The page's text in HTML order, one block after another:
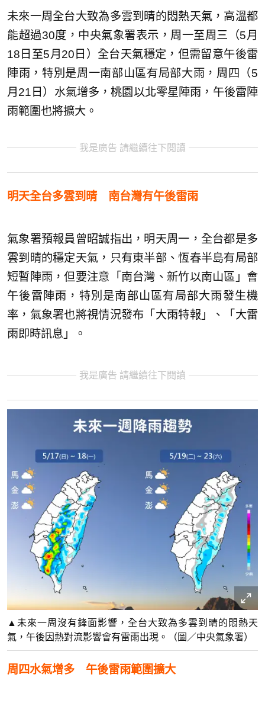
未來一周全台大致為多雲到晴的悶熱天氣，高溫都
能超過30度，中央氣象署表示，周一至周三（5月
18日至5月20日）全台天氣穩定，但需留意午後雷
陣雨，特別是周一南部山區有局部大雨，周四（5
月21日）水氣增多，桃園以北零星陣雨，午後雷陣
雨範圍也將擴大。
我是廣告 請繼續往下閱讀
明天全台多雲到晴 南台灣有午後雷雨
氣象署預報員曾昭誠指出，明天周一，全台都是多
雲到晴的穩定天氣，只有東半部、恆春半島有局部
短暫陣雨，但要注意「南台灣、新竹以南山區」會
午後雷陣雨，特別是南部山區有局部大雨發生機
率，氣象署也將視情況發布「大雨特報」、「大雷
雨即時訊息」。
我是廣告 請繼續往下閱讀
▲未來一周沒有鋒面影響，全台大致為多雲到晴的悶熱天
氣，午後因熱對流影響會有雷雨出現。（圖／中央氣象署）
周四水氣增多 午後雷雨範圍擴大